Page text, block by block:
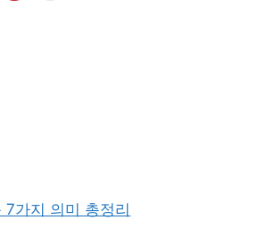
7가지 의미 총정리